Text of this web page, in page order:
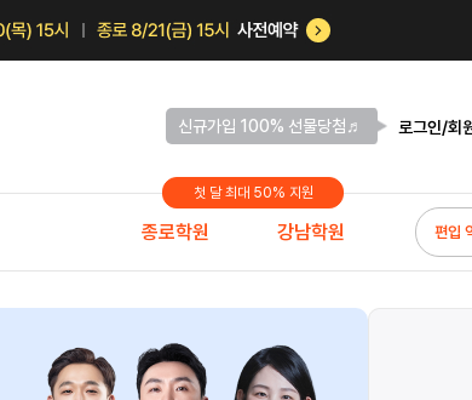
신규가입 100% 선물당첨♬ 로그인/회
종로학원
첫 달 최대 50% 지원
강남학원 편입